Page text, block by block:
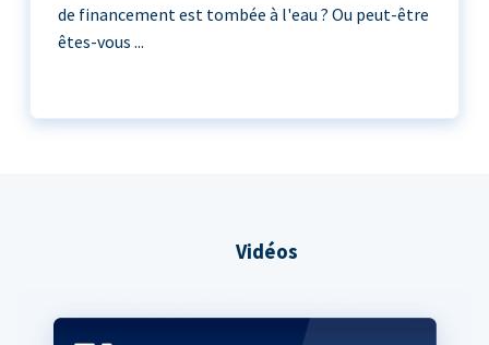
de financement est tombée à l'eau ? Ou peut-être
êtes-vous ...
Vidéos